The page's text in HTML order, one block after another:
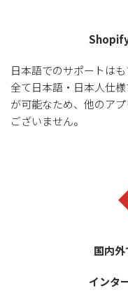
日本語でのサポートは
全て日本語・日本人仕
が可能なため、他のア
ございません。
国内
インタ